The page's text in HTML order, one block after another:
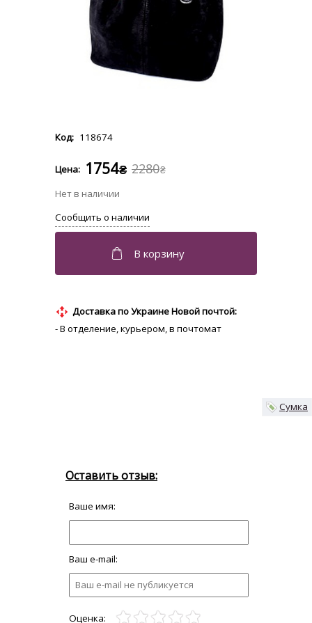
118674
2280₴
1754₴
Доставка по Украине Новой почтой:
- В отделение, курьером, в почтомат
Сумка